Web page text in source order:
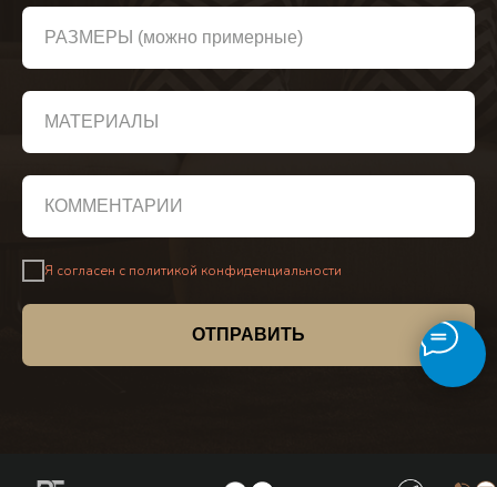
РАЗМЕРЫ (можно примерные)
МАТЕРИАЛЫ
КОММЕНТАРИЙ
Я согласен с политикой конфиденциальности
ОТПРАВИТЬ